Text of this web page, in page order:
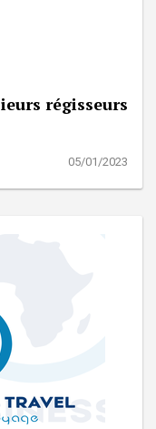
régisseurs
05/01/2023